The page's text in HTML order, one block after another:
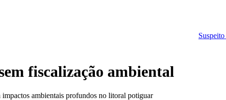
Suspeito de furtar
fiscalização ambiental
impactos ambientais profundos no litoral potiguar